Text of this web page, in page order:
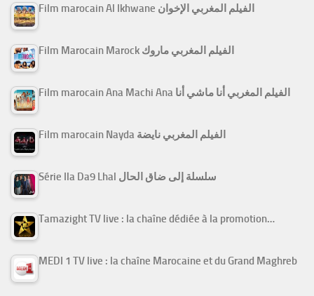
Film marocain Al Ikhwane الفيلم المغربي الإخوان
Film Marocain Marock الفيلم المغربي ماروك
Film marocain Ana Machi Ana الفيلم المغربي أنا ماشي أنا
Film marocain Nayda الفيلم المغربي نايضة
Série Ila Da9 Lhal سلسلة إلى ضاق الحال
Tamazight TV live : la chaîne dédiée à la promotion…
MEDI 1 TV live : la chaîne Marocaine et du Grand Maghreb